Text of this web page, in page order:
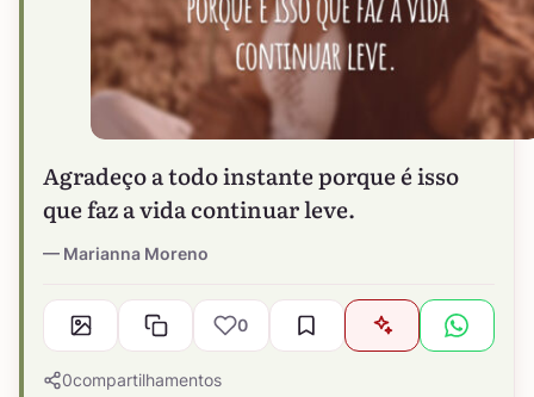
Agradeço a todo instante porque é isso
que faz a vida continuar leve.
Marianna Moreno
0
0compartilhamentos